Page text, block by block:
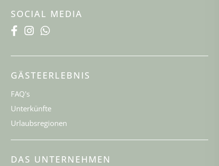
SOCIAL MEDIA
GÄSTEERLEBNIS
FAQ's
Unterkünfte
Urlaubsregionen
DAS UNTERNEHMEN